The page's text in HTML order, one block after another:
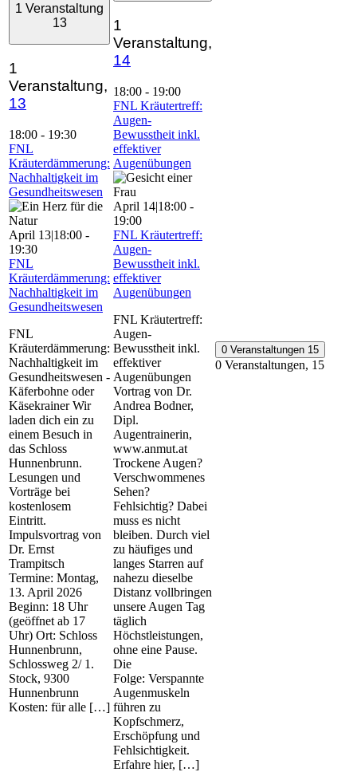
1 Veranstaltung
13
1
Veranstaltung,
13
18:00 - 19:30
FNL
Kräuterdämmerung:
Nachhaltigkeit im
Gesundheitswesen
April 13|18:00 -
19:30
FNL
Kräuterdämmerung:
Nachhaltigkeit im
Gesundheitswesen
FNL
Kräuterdämmerung:
Nachhaltigkeit im
Gesundheitswesen -
Käferbohne oder
Käsekrainer Wir
laden dich ein zu
einem Besuch in
das Schloss
Hunnenbrunn.
Lesungen und
Vorträge bei
kostenlosem
Eintritt.
Impulsvortrag von
Dr. Ernst
Trampitsch
Termine: Montag,
13. April 2026
Beginn: 18 Uhr
(geöffnet ab 17
Uhr) Ort: Schloss
Hunnenbrunn,
Schlossweg 2/ 1.
Stock, 9300
Hunnenbrunn
Kosten: für alle […]
1
Veranstaltung,
14
18:00 - 19:00
FNL Kräutertreff:
Augen-
Bewusstheit inkl.
effektiver
Augenübungen
April 14|18:00 -
19:00
FNL Kräutertreff:
Augen-
Bewusstheit inkl.
effektiver
Augenübungen
FNL Kräutertreff:
Augen-
Bewusstheit inkl.
effektiver
Augenübungen
Vortrag von Dr.
Andrea Bodner,
Dipl.
Augentrainerin,
www.anmut.at
Trockene Augen?
Verschwommenes
Sehen?
Fehlsichtig? Dabei
muss es nicht
bleiben. Durch viel
zu häufiges und
langes Starren auf
nahezu dieselbe
Distanz vollbringen
unsere Augen Tag
täglich
Höchstleistungen,
ohne eine Pause.
Die
Folge: Verspannte
Augenmuskeln
führen zu
Kopfschmerz,
Erschöpfung und
Fehlsichtigkeit.
Erfahre hier, […]
0 Veranstaltungen 15
0 Veranstaltungen, 15